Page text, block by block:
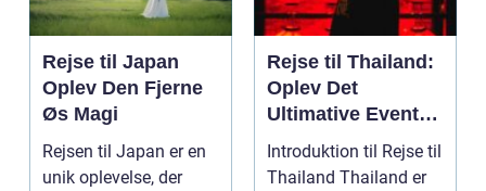
Rejse til Japan
Oplev Den Fjerne
Øs Magi
Rejsen til Japan er en
unik oplevelse, der
Rejse til Thailand:
Oplev Det
Ultimative Eventyr
i Landet Smilenes
Land
Introduktion til Rejse til
Thailand Thailand er